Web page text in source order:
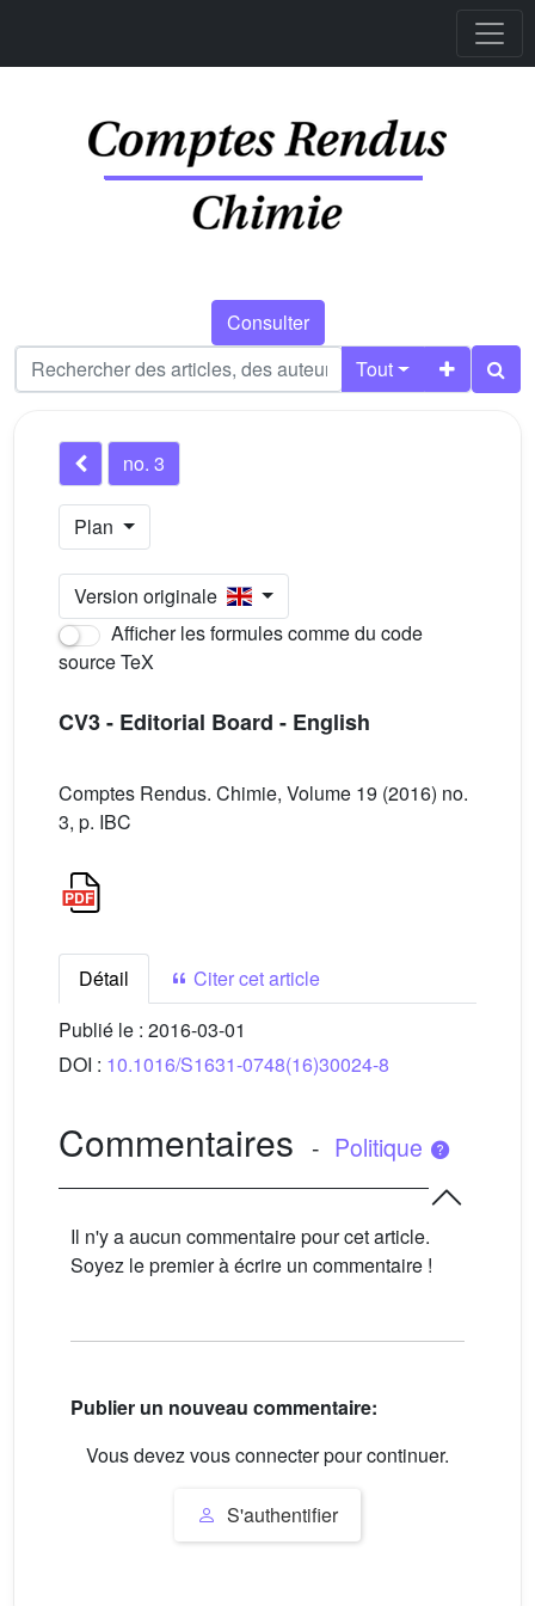
Consulter
Tout
no. 3
Plan
Version originale
Afficher les formules comme du code
source TeX
CV3 - Editorial Board - English
Comptes Rendus. Chimie, Volume 19 (2016) no.
3, p. IBC
Détail
Citer cet article
Publié le : 2016-03-01
DOI : 10.1016/S1631-0748(16)30024-8
Commentaires - Politique
Il n'y a aucun commentaire pour cet article.
Soyez le premier à écrire un commentaire !
Publier un nouveau commentaire:
Vous devez vous connecter pour continuer.
S'authentifier